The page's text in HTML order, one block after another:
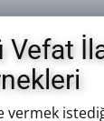
Vefat
vermek